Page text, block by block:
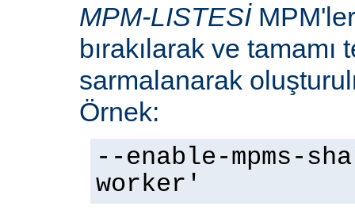
MPM-LISTESİ
bırakılarak ve tamamı
sarmalanarak
Örnek:
--enable-mpms-
worker'